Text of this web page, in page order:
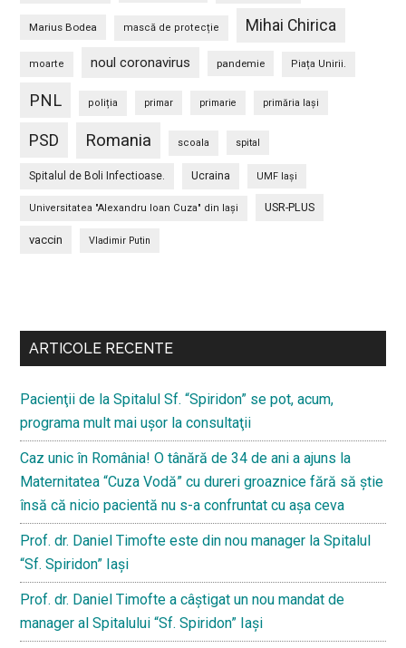
Marius Bodea mască de protecție Mihai Chirica
moarte noul coronavirus pandemie Piața Unirii.
PNL poliția primar primarie primăria Iași
PSD Romania scoala spital
Spitalul de Boli Infectioase. Ucraina UMF Iași
Universitatea "Alexandru Ioan Cuza" din Iaşi USR-PLUS
vaccin Vladimir Putin
secundara
ARTICOLE RECENTE
Pacienţii de la Spitalul Sf. “Spiridon” se pot, acum,
programa mult mai uşor la consultaţii
Caz unic în România! O tânără de 34 de ani a ajuns la
Maternitatea “Cuza Vodă” cu dureri groaznice fără să ştie
însă că nicio pacientă nu s-a confruntat cu așa ceva
Prof. dr. Daniel Timofte este din nou manager la Spitalul
“Sf. Spiridon” Iaşi
Prof. dr. Daniel Timofte a câștigat un nou mandat de
manager al Spitalului “Sf. Spiridon” Iași